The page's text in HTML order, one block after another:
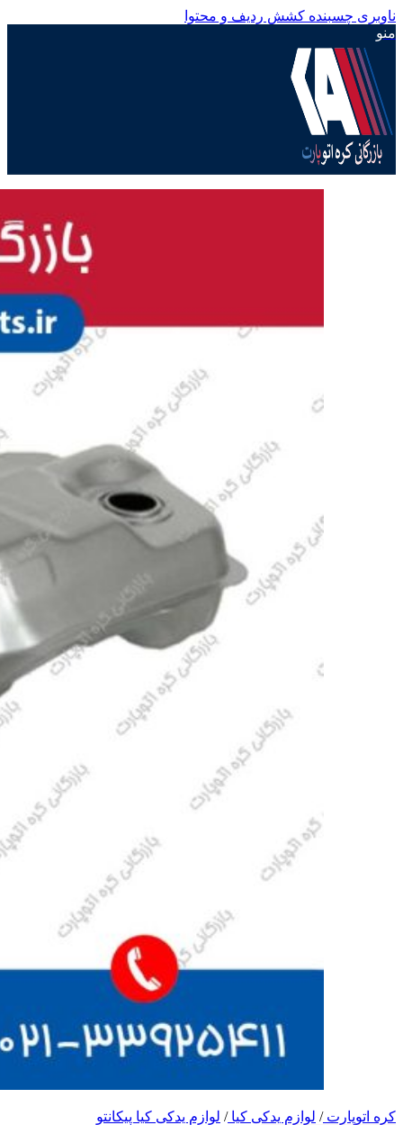
ناوبری چسبنده کشش ردیف و محتوا
منو
کره اتوپارت/ لوازم یدکی کیا/ لوازم یدکی کیا پیکانتو